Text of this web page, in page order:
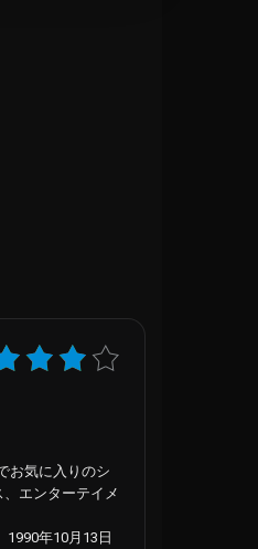
お気に入りのシ
エンターテイメ
年10月13日